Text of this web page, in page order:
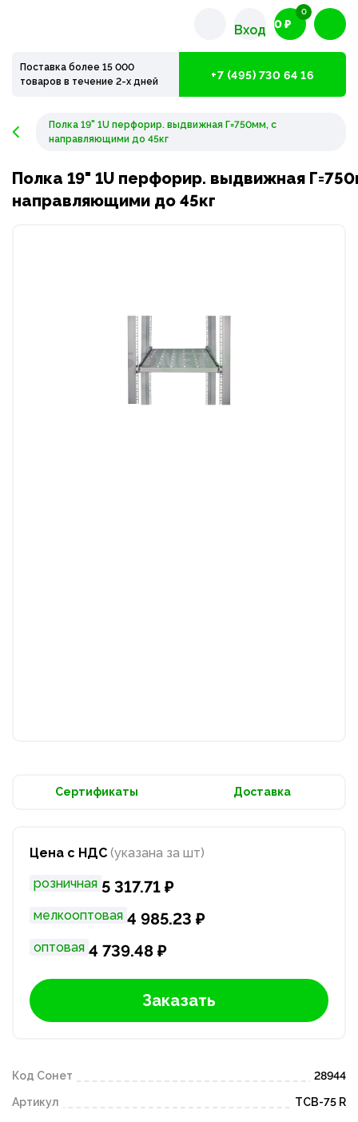
Вход 0 ₽
0
Поставка более 15 000
товаров в течение 2-х дней
+7 (495) 730 64 16
Полка 19" 1U перфорир. выдвижная Г=750мм, с
направляющими до 45кг
Полка 19" 1U перфорир. выдвижная
направляющими до 45кг
Сертификаты Доставка
Цена с НДС (указана за шт)
розничная 5 317.71 ₽
мелкооптовая 4 985.23 ₽
оптовая 4 739.48 ₽
Заказать
Код Сонет 28944
Артикул ТСВ-75 R